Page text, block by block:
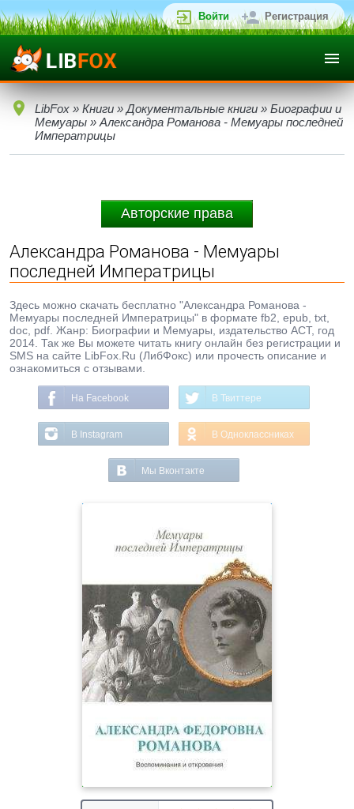
Войти Регистрация
LibFox » Книги » Документальные книги » Биографии и
Мемуары » Александра Романова - Мемуары последней
Императрицы
Авторские права
Александра Романова - Мемуары
последней Императрицы
Здесь можно скачать бесплатно "Александра Романова -
Мемуары последней Императрицы" в формате fb2, epub, txt,
doc, pdf. Жанр: Биографии и Мемуары, издательство АСТ, год
2014. Так же Вы можете читать книгу онлайн без регистрации и
SMS на сайте LibFox.Ru (ЛибФокс) или прочесть описание и
ознакомиться с отзывами.
На Facebook В Твиттере
В Instagram В Одноклассниках
Мы Вконтакте